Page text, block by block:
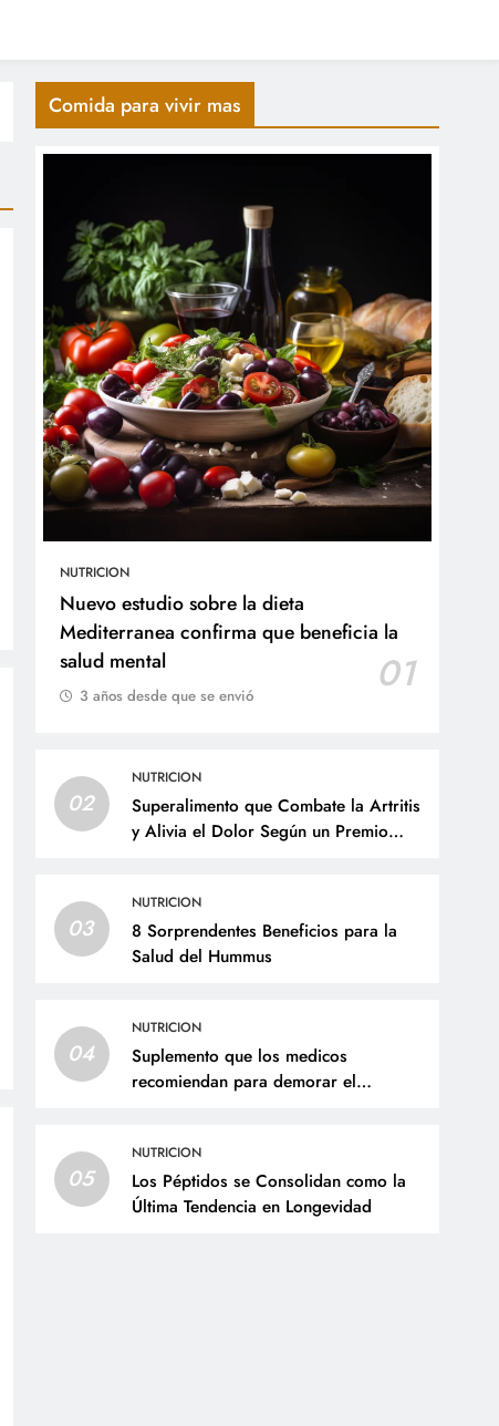
Comida para vivir mas
NUTRICION
Nuevo estudio sobre la dieta
Mediterranea confirma que beneficia la
salud mental
01
3 años desde que se envió
02
NUTRICION
Superalimento que Combate la Artritis
y Alivia el Dolor Según un Premio
03
NUTRICION
8 Sorprendentes Beneficios para la
Salud del Hummus
04
NUTRICION
Suplemento que los medicos
recomiendan para demorar el
05
NUTRICION
Los Péptidos se Consolidan como la
Última Tendencia en Longevidad